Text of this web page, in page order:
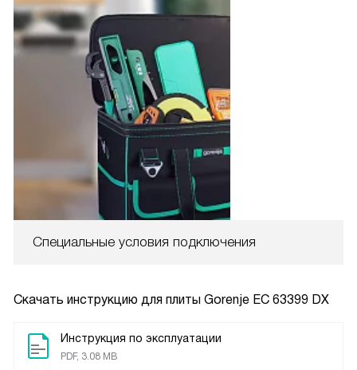
Специальные условия подключения
Скачать инструкцию для плиты Gorenje EC 63399 DX
Инструкция по эксплуатации
PDF, 3.08 MB